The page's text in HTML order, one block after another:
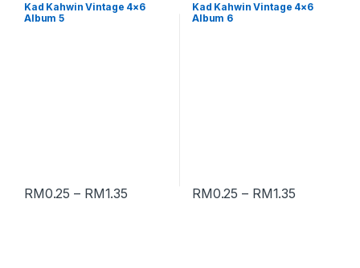
Kad Kahwin Vintage 4×6
Album 5
RM0.25 – RM1.35
Kad Kahwin Vintage 4×6
Album 6
RM0.25 – RM1.35